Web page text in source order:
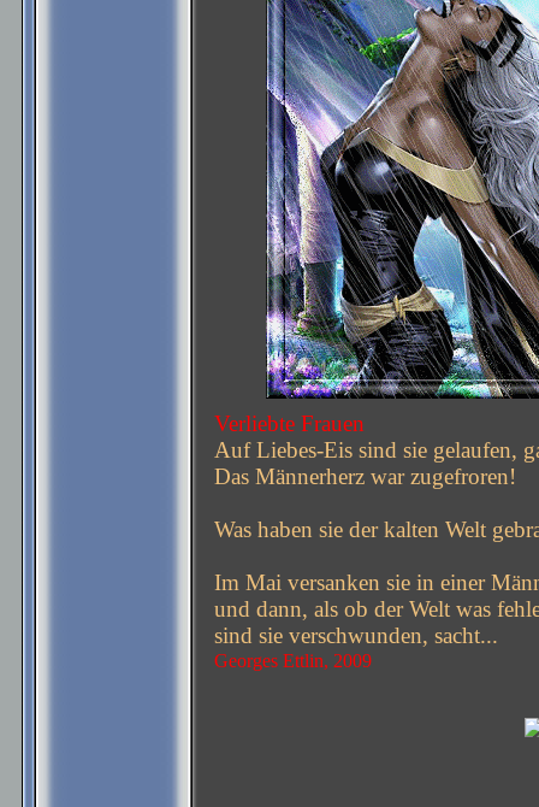
Verliebte Frauen
Auf Liebes-Eis sind sie gelaufen,
Das Männerherz war zugefroren!
Was haben sie der kalten Welt
Im Mai versanken sie in einer
und dann, als ob der Welt was
sind sie verschwunden, sacht...
Georges Ettlin, 2009